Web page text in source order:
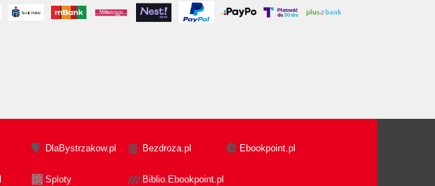
DlaBystrzakow.pl Bezdroza.pl Ebookpoint.pl
Sploty Biblio.Ebookpoint.pl